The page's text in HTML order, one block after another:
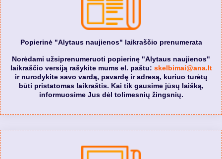
Popierinė "Alytaus naujienos" laikraščio prenumerata
Norėdami užsiprenumeruoti popierinę "Alytaus naujienos"
laikraščio versiją rašykite mums el. paštu: skelbimai@ana.lt
ir nurodykite savo vardą, pavardę ir adresą, kuriuo turėtų
būti pristatomas laikraštis. Kai tik gausime jūsų laišką,
informuosime Jus dėl tolimesnių žingsnių.